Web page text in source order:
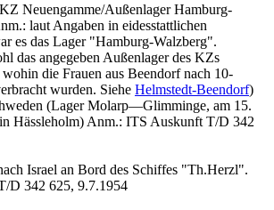
Neuengamme/Außenlager Hamburg-
laut Angaben in eidesstattlichen
es das Lager "Hamburg-Walzberg".
das angegeben Außenlager des KZs
die Frauen aus Beendorf nach 10-
wurden. Siehe Helmstedt-Beendorf)
(Lager Molarp—Glimminge, am 15.
Hässleholm) Anm.: ITS Auskunft T/D 342
Israel an Bord des Schiffes "Th.Herzl".
D 342 625, 9.7.1954